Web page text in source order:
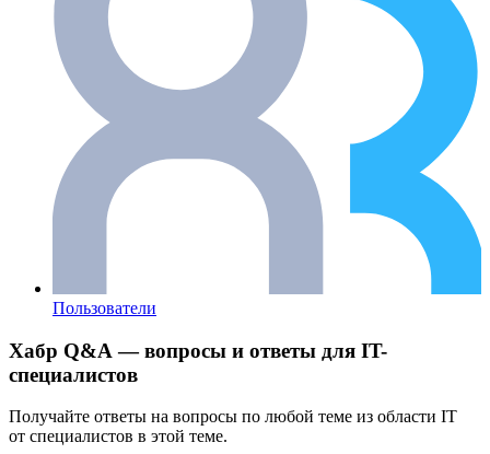
Пользователи
Хабр Q&A — вопросы и ответы для IT-
специалистов
Получайте ответы на вопросы по любой теме из области IT
от специалистов в этой теме.